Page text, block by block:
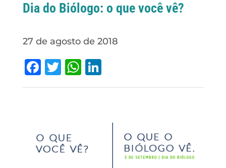
Dia do Biólogo: o que você vê?
27 de agosto de 2018
Facebook
Twitter
WhatsApp
LinkedIn